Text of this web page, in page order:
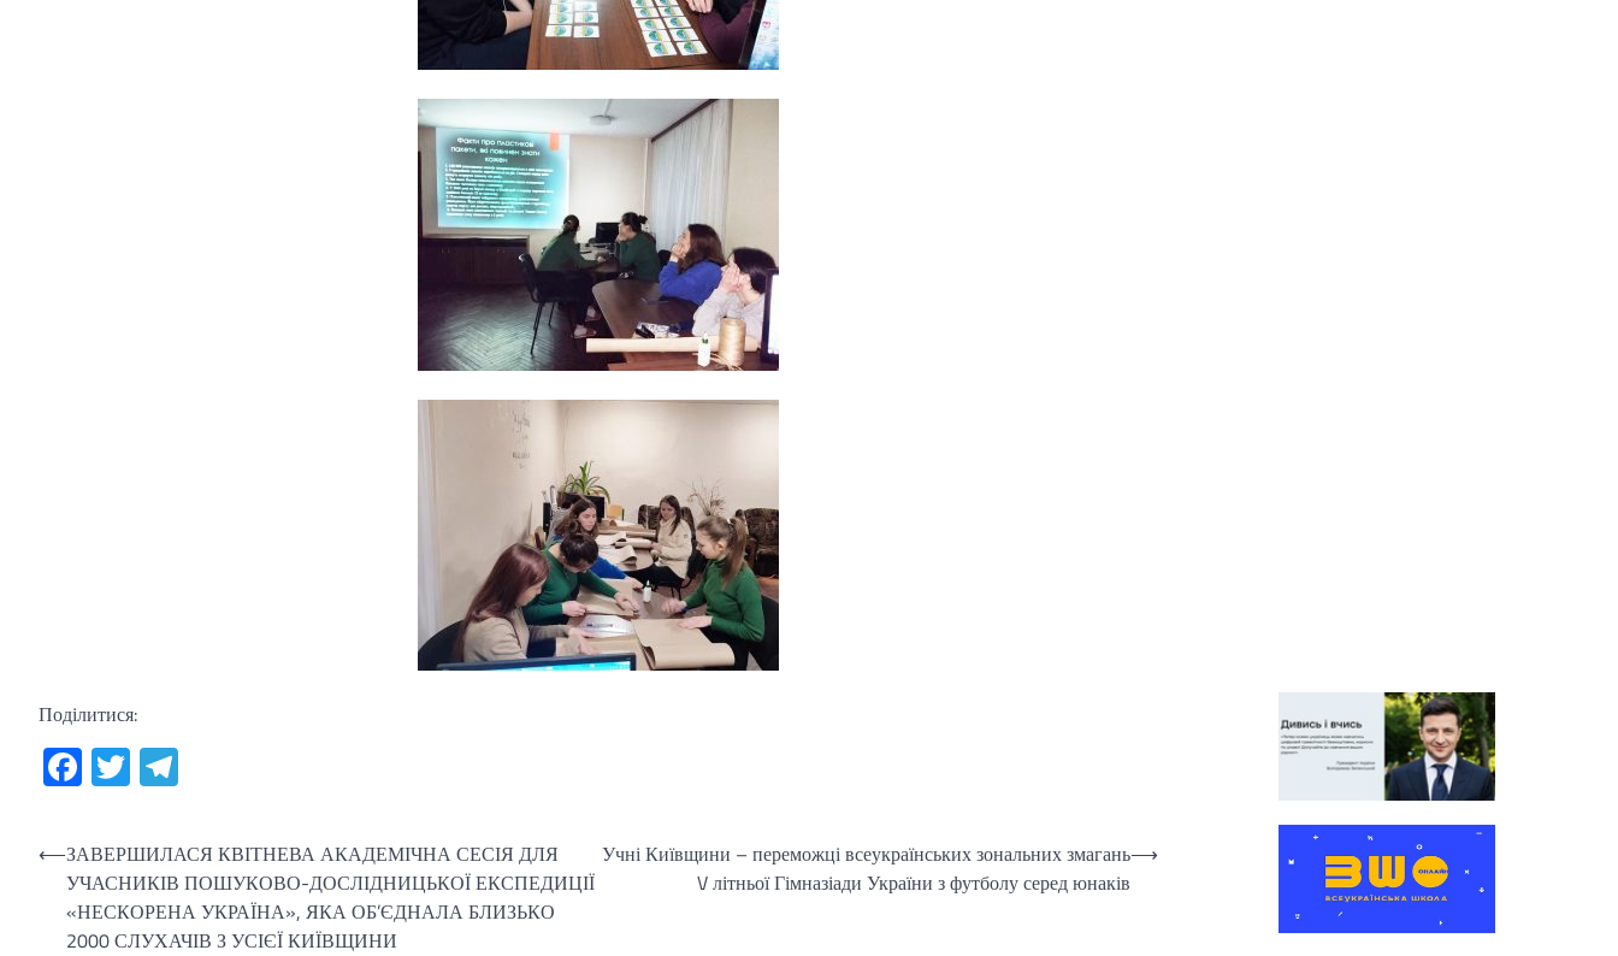
Поділитися:
Facebook
Twitter
Навігація
записів
⟵ЗАВЕРШИЛАСЯ КВІТНЕВА АКАДЕМІЧНА СЕСІЯ ДЛЯ
УЧАСНИКІВ ПОШУКОВО-ДОСЛІДНИЦЬКОЇ ЕКСПЕДИЦІЇ
«НЕСКОРЕНА УКРАЇНА», ЯКА ОБ’ЄДНАЛА БЛИЗЬКО
2000 СЛУХАЧІВ З УСІЄЇ КИЇВЩИНИ
Учні Київщини – переможці всеукраїнських зональних змагань
V літньої Гімназіади України з футболу серед юнаків
⟶